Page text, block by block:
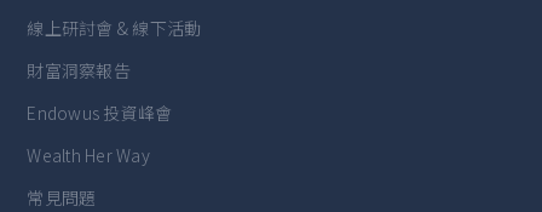
線上研討會 & 線下活動
財富洞察報告
Endowus 投資峰會
Wealth Her Way
常見問題